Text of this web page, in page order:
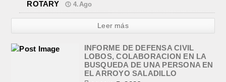
ROTARY
4.Ago
Leer más
INFORME DE DEFENSA CIVIL
LOBOS, COLABORACION EN LA
BUSQUEDA DE UNA PERSONA EN
EL ARROYO SALADILLO